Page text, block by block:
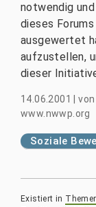
notwendig
dieses
ausgewertet
aufzustellen,
dieser
14.06.2001 |von
www.nwwp.org
Soziale
Existiert in